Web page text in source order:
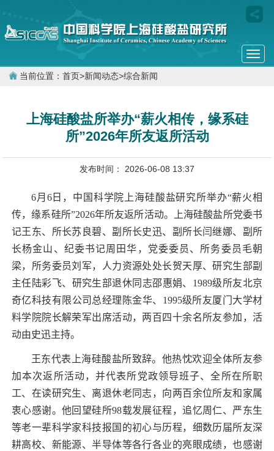
当前位置： 首页>新闻动态>综合新闻
上海硅酸盐所举办“薪火相传，缘系硅
所”2026年所友返所活动
发布时间： 2026-06-08 13:37
6月 6日，中国科学院上海硅酸盐研究所举办“薪火相
传，缘系硅所”2026年所友返所活动。上海硅酸盐所党委书
记王东、所长苏良碧、副所长史迅、副所长闫继娜、副所
长杨金山、纪委书记周田华，党委委员、所务委员毛朝
梁，所务委员刘军，人力资源处处长贺天厚、研究生部副
主任陆彩飞、研究生部退休同志邵惠娟、 1989级所友北京
奇亿科技有限公司总经理陈金华、 1995级所友厦门大学材
料学院院长解荣军出席活动，两百四十余名所友参加，活
动由史迅主持。
王东代表上海硅酸盐所致辞。他热忱欢迎全体所友参
加本次返所活动，并代表所党政领导班子、全所在所职
工、在读研究生、离退休老同志，向两百余位所友和家属
衷心感谢。他回望硅所98载发展征程，追忆周仁、严东生
等老一辈科学家科技报国的初心与历程，细数历届所友深
耕高校、新能源、半导体等各行各业的亮眼成绩，也感谢